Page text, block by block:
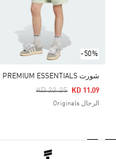
-50%
شورت PREMIUM ESSENTIALS
Price Reduced From
KD 22.25
To KD 11.09
الرجال Originals